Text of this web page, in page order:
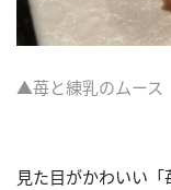
▲苺と練乳のムース
見た目がかわいい「